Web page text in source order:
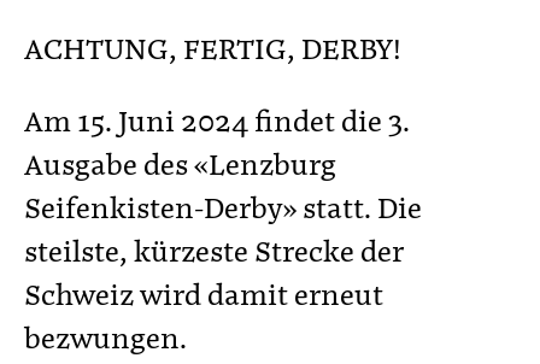
ACHTUNG, FERTIG, DERBY!
Am 15. Juni 2024 findet die 3.
Ausgabe des «Lenzburg
Seifenkisten-Derby» statt. Die
steilste, kürzeste Strecke der
Schweiz wird damit erneut
bezwungen.